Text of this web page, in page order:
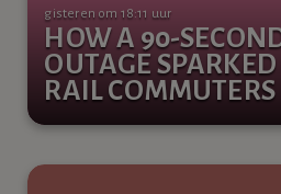
HOW A 90-
OUTAGE
RAIL COMMUTERS
gisteren om 18:11 uur